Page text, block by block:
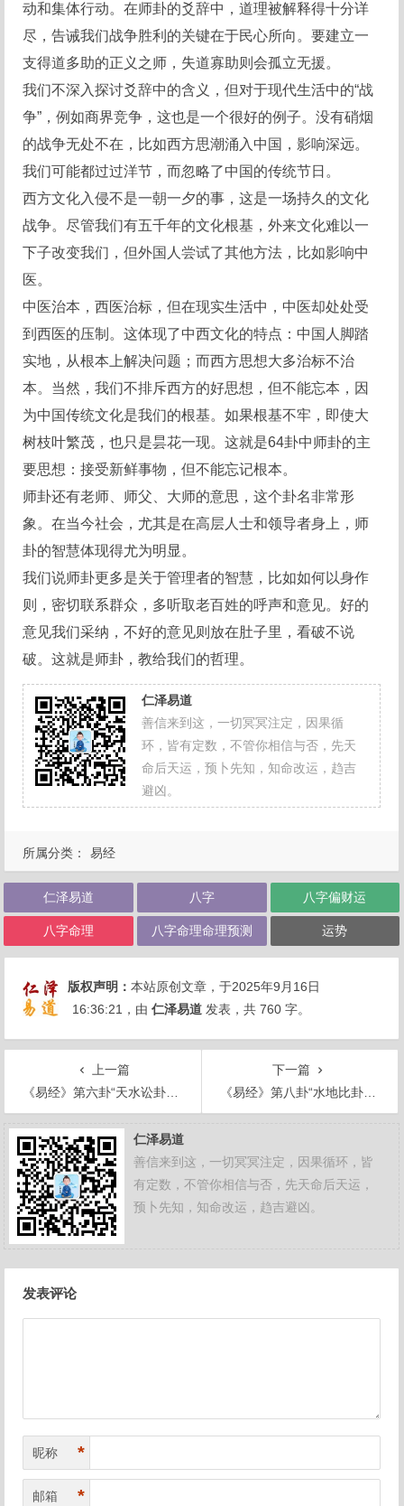
动和集体行动。在师卦的爻辞中，道理被解释得十分详
尽，告诫我们战争胜利的关键在于民心所向。要建立一
支得道多助的正义之师，失道寡助则会孤立无援。
我们不深入探讨爻辞中的含义，但对于现代生活中的“战
争”，例如商界竞争，这也是一个很好的例子。没有硝烟
的战争无处不在，比如西方思潮涌入中国，影响深远。
我们可能都过过洋节，而忽略了中国的传统节日。
西方文化入侵不是一朝一夕的事，这是一场持久的文化
战争。尽管我们有五千年的文化根基，外来文化难以一
下子改变我们，但外国人尝试了其他方法，比如影响中
医。
中医治本，西医治标，但在现实生活中，中医却处处受
到西医的压制。这体现了中西文化的特点：中国人脚踏
实地，从根本上解决问题；而西方思想大多治标不治
本。当然，我们不排斥西方的好思想，但不能忘本，因
为中国传统文化是我们的根基。如果根基不牢，即使大
树枝叶繁茂，也只是昙花一现。这就是64卦中师卦的主
要思想：接受新鲜事物，但不能忘记根本。
师卦还有老师、师父、大师的意思，这个卦名非常形
象。在当今社会，尤其是在高层人士和领导者身上，师
卦的智慧体现得尤为明显。
我们说师卦更多是关于管理者的智慧，比如如何以身作
则，密切联系群众，多听取老百姓的呼声和意见。好的
意见我们采纳，不好的意见则放在肚子里，看破不说
破。这就是师卦，教给我们的哲理。
仁泽易道
善信来到这，一切冥冥注定，因果循
环，皆有定数，不管你相信与否，先天
命后天运，预卜先知，知命改运，趋吉
避凶。
所属分类： 易经
仁泽易道 八字 八字偏财运
八字命理 八字命理命理预测 运势
版权声明：本站原创文章，于2025年9月16日
16:36:21 ，由仁泽易道 发表，共 760 字。
上一篇
《易经》第六卦“天水讼卦”解析
下一篇
《易经》第八卦“水地比卦”解析
仁泽易道
善信来到这，一切冥冥注定，因果循环，皆
有定数，不管你相信与否，先天命后天运，
预卜先知，知命改运，趋吉避凶。
发表评论
昵称 *
邮箱 *